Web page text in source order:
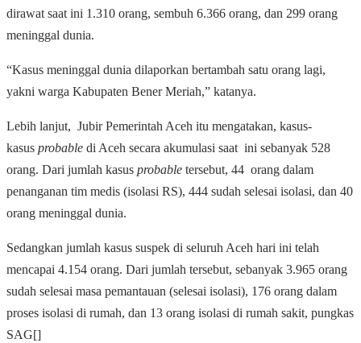
dirawat saat ini 1.310 orang, sembuh 6.366 orang, dan 299 orang
meninggal dunia.
“Kasus meninggal dunia dilaporkan bertambah satu orang lagi,
yakni warga Kabupaten Bener Meriah,” katanya.
Lebih lanjut, Jubir Pemerintah Aceh itu mengatakan, kasus-
kasus probable di Aceh secara akumulasi saat ini sebanyak 528
orang. Dari jumlah kasus probable tersebut, 44 orang dalam
penanganan tim medis (isolasi RS), 444 sudah selesai isolasi, dan 40
orang meninggal dunia.
Sedangkan jumlah kasus suspek di seluruh Aceh hari ini telah
mencapai 4.154 orang. Dari jumlah tersebut, sebanyak 3.965 orang
sudah selesai masa pemantauan (selesai isolasi), 176 orang dalam
proses isolasi di rumah, dan 13 orang isolasi di rumah sakit, pungkas
SAG[]